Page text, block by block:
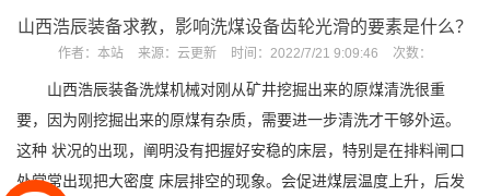
山西浩辰装备求教，影响洗煤设备齿轮光滑的要素是什么？
作者： 本站 来源： 云更新 时间： 2022/7/21 9:09:46 次数：
山西浩辰装备洗煤机械对刚从矿井挖掘出来的原煤清洗很重
要，因为刚挖掘出来的原煤有杂质，需要进一步清洗才干够外运。
这种 状况的出现，阐明没有把握好安稳的床层，特别是在排料闸口
处常常出现把大密度 床层排空的现象。会促进煤层温度上升，后发